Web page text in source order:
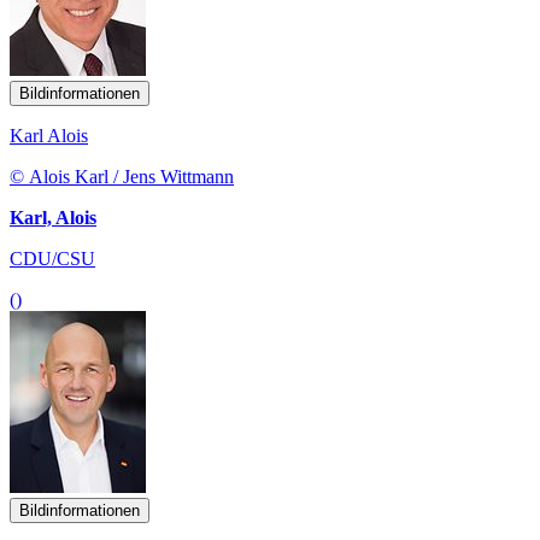
Bildinformationen
Karl Alois
© Alois Karl / Jens Wittmann
Karl, Alois
CDU/CSU
()
Bildinformationen